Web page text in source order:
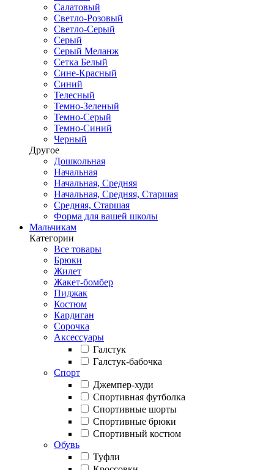
Салатовый
Светло-Розовый
Светло-Серый
Серый
Серый Меланж
Сетка Белый
Сине-Красный
Синий
Телесный
Темно-Зеленый
Темно-Серый
Темно-Синий
Черный
Другое
Дошкольная
Начальная
Начальная, Средняя
Начальная, Средняя, Старшая
Средняя, Старшая
Форма для вашей школы
Мальчикам
Категории
Все товары
Брюки
Жилет
Жакет-бомбер
Пиджак
Костюм
Кардиган
Сорочка
Аксессуары
Галстук
Галстук-бабочка
Спорт
Джемпер-худи
Спортивная футболка
Спортивные шорты
Спортивные брюки
Спортивный костюм
Обувь
Туфли